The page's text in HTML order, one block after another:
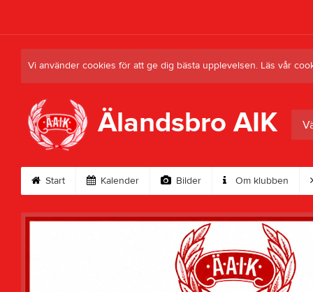
Vi använder cookies för att ge dig bästa upplevelsen. Läs vår
Älandsbro AIK
Start Kalender Bilder Om klubben